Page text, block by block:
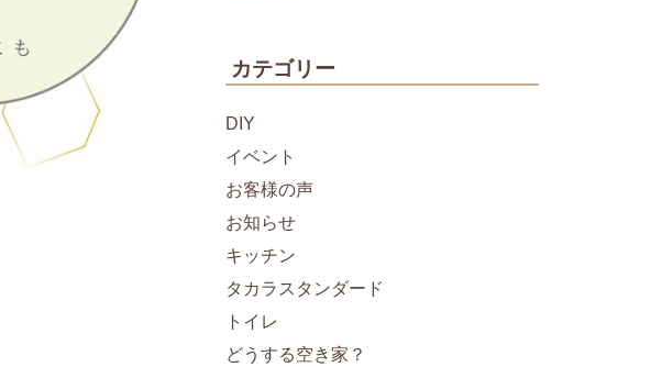
カテゴリー
DIY
イベント
お客様の声
お知らせ
キッチン
タカラスタンダード
トイレ
どうする空き家？